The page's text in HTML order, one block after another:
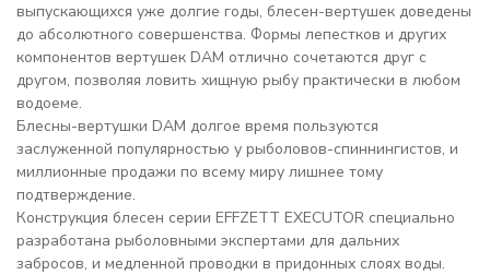
выпускающихся уже долгие годы, блесен-вертушек доведены
до абсолютного совершенства. Формы лепестков и других
компонентов вертушек DAM отлично сочетаются друг с
другом, позволяя ловить хищную рыбу практически в любом
водоеме.
Блесны-вертушки DAM долгое время пользуются
заслуженной популярностью у рыболовов-спиннингистов, и
миллионные продажи по всему миру лишнее тому
подтверждение.
Конструкция блесен серии EFFZETT EXECUTOR специально
разработана рыболовными экспертами для дальних
забросов, и медленной проводки в придонных слоях воды.